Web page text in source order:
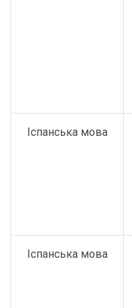
Іспанська мова
Іспанська мова